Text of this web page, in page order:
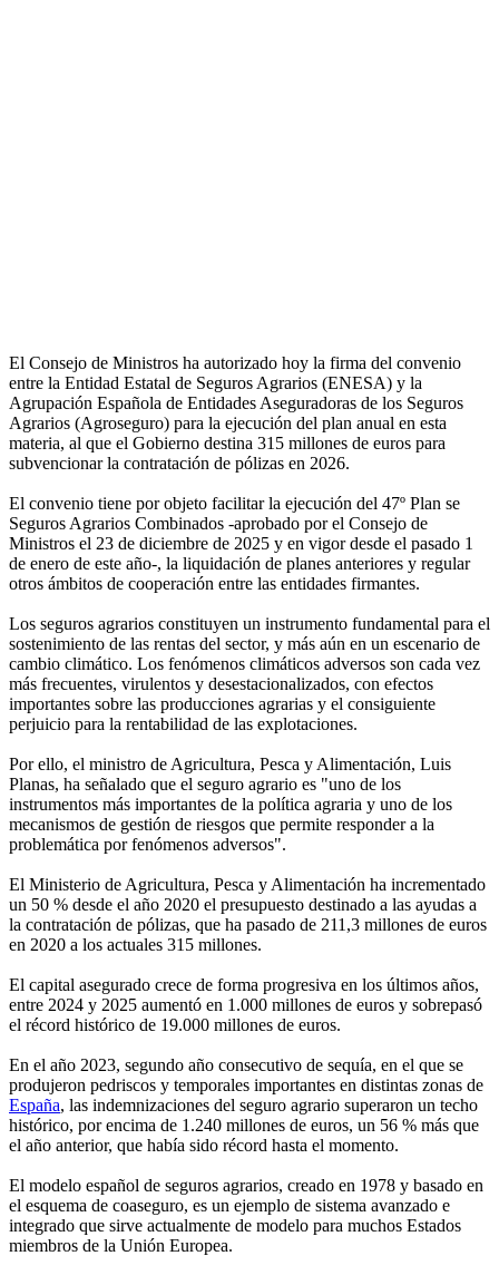
El Consejo de Ministros ha autorizado hoy la firma del convenio
entre la Entidad Estatal de Seguros Agrarios (ENESA) y la
Agrupación Española de Entidades Aseguradoras de los Seguros
Agrarios (Agroseguro) para la ejecución del plan anual en esta
materia, al que el Gobierno destina 315 millones de euros para
subvencionar la contratación de pólizas en 2026.
El convenio tiene por objeto facilitar la ejecución del 47º Plan se
Seguros Agrarios Combinados -aprobado por el Consejo de
Ministros el 23 de diciembre de 2025 y en vigor desde el pasado 1
de enero de este año-, la liquidación de planes anteriores y regular
otros ámbitos de cooperación entre las entidades firmantes.
Los seguros agrarios constituyen un instrumento fundamental para el
sostenimiento de las rentas del sector, y más aún en un escenario de
cambio climático. Los fenómenos climáticos adversos son cada vez
más frecuentes, virulentos y desestacionalizados, con efectos
importantes sobre las producciones agrarias y el consiguiente
perjuicio para la rentabilidad de las explotaciones.
Por ello, el ministro de Agricultura, Pesca y Alimentación, Luis
Planas, ha señalado que el seguro agrario es "uno de los
instrumentos más importantes de la política agraria y uno de los
mecanismos de gestión de riesgos que permite responder a la
problemática por fenómenos adversos".
El Ministerio de Agricultura, Pesca y Alimentación ha incrementado
un 50 % desde el año 2020 el presupuesto destinado a las ayudas a
la contratación de pólizas, que ha pasado de 211,3 millones de euros
en 2020 a los actuales 315 millones.
El capital asegurado crece de forma progresiva en los últimos años,
entre 2024 y 2025 aumentó en 1.000 millones de euros y sobrepasó
el récord histórico de 19.000 millones de euros.
En el año 2023, segundo año consecutivo de sequía, en el que se
produjeron pedriscos y temporales importantes en distintas zonas de
España, las indemnizaciones del seguro agrario superaron un techo
histórico, por encima de 1.240 millones de euros, un 56 % más que
el año anterior, que había sido récord hasta el momento.
El modelo español de seguros agrarios, creado en 1978 y basado en
el esquema de coaseguro, es un ejemplo de sistema avanzado e
integrado que sirve actualmente de modelo para muchos Estados
miembros de la Unión Europea.